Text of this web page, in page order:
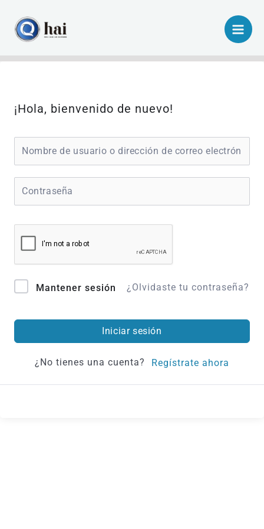
contenido
¡Hola, bienvenido de nuevo!
Mantener sesión ¿Olvidaste tu contraseña?
Iniciar sesión
¿No tienes una cuenta? Regístrate ahora